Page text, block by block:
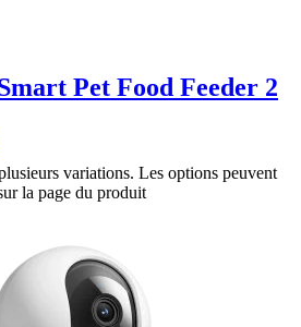
Pet Food Feeder 2
variations. Les options peuvent
la page du produit